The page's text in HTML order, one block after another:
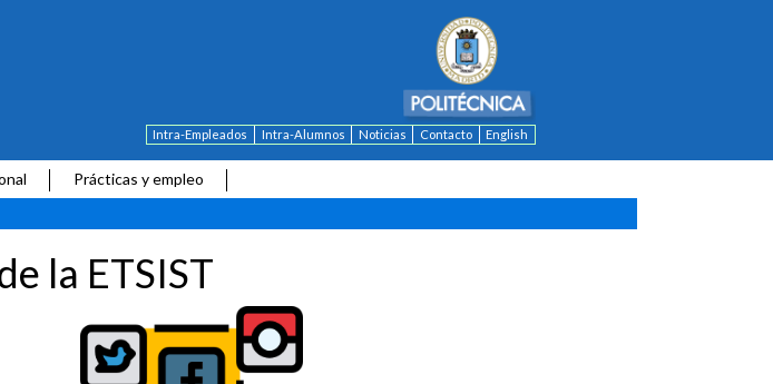
Intra-Empleados Intra-Alumnos Noticias Contacto English
Prácticas y empleo
la ETSIST